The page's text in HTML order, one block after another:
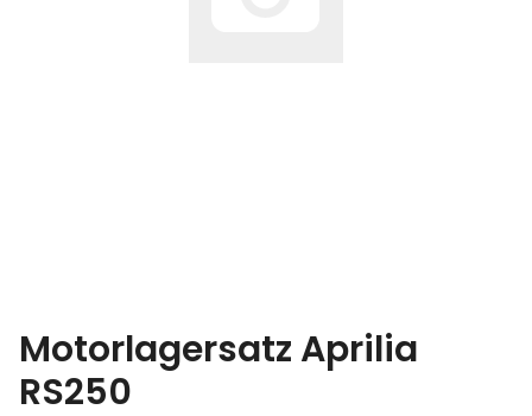
Motorlagersatz Aprilia
RS250